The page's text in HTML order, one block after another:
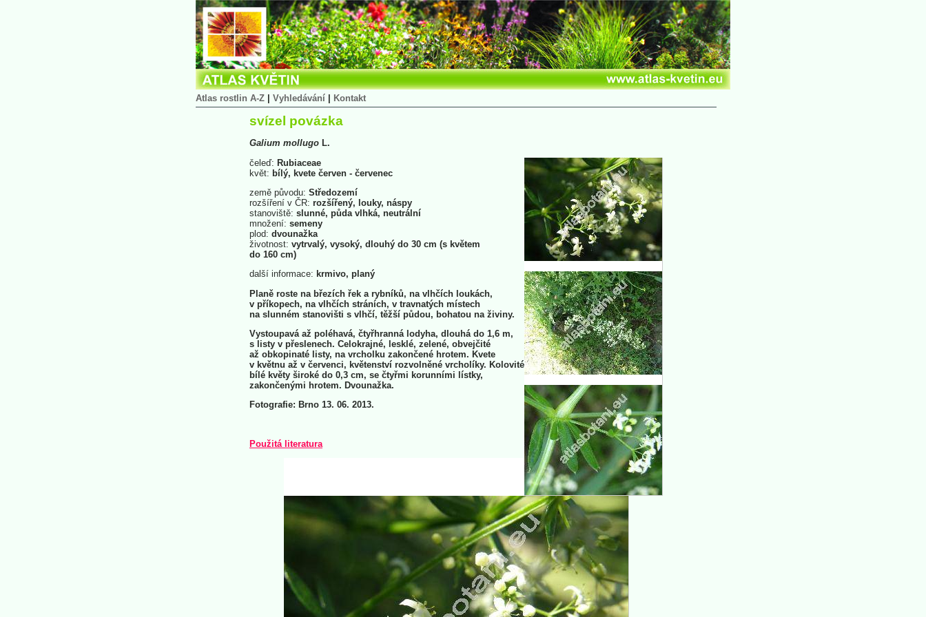
Atlas rostlin A-Z Vyhledávání Kontakt
svízel povázka
Galium mollugo L.
čeleď: Rubiaceae
květ: bílý, kvete červen - červenec
země původu: Středozemí
rozšíření v ČR: rozšířený, louky, náspy
stanoviště: slunné, půda vlhká, neutrální
množení: semeny
plod: dvounažka
životnost: vytrvalý, vysoký, dlouhý do 30 cm (s květem
do 160 cm)
další informace: krmivo, planý
Planě roste na březích řek a rybníků, na vlhčích loukách,
v příkopech, na vlhčích stráních, v travnatých místech
na slunném stanovišti s vlhčí, těžší půdou, bohatou na živiny.
Vystoupavá až poléhavá, čtyřhranná lodyha, dlouhá do 1,6 m,
s listy v přeslenech. Celokrajné, lesklé, zelené, obvejčité
až obkopinaté listy, na vrcholku zakončené hrotem. Kvete
v květnu až v červenci, květenství rozvolněné vrcholíky. Kolovité
bílé květy široké do 0,3 cm, se čtyřmi korunními lístky,
zakončenými hrotem. Dvounažka.
Fotografie: Brno 13. 06. 2013.
Použitá literatura